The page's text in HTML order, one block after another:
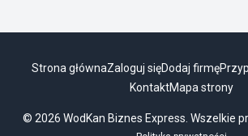
Strona głównaZaloguj sięDodaj firmę
KontaktMapa strony
© 2026 WodKan Biznes Express. Wszelkie